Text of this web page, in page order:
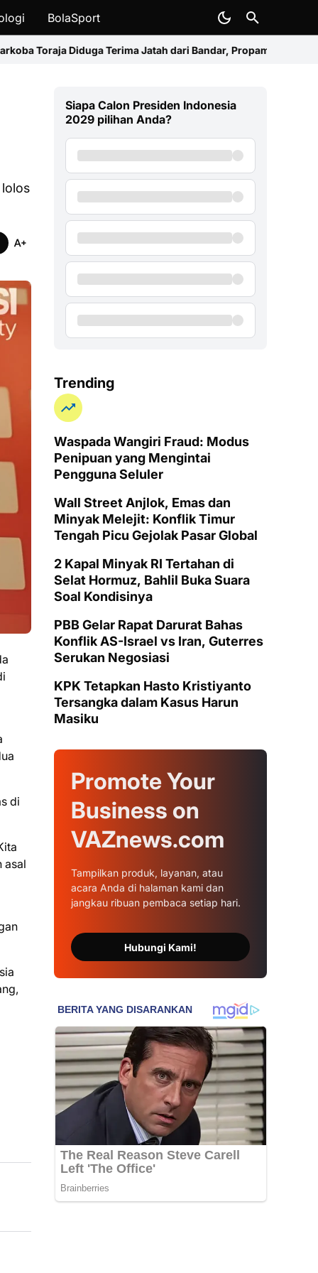
BolaSport
Jatah dari Bandar, Propam Polda Sulsel Turun Tangan
di
asal
Siapa Calon Presiden Indonesia
2029 pilihan Anda?
Trending
Waspada Wangiri Fraud: Modus
Penipuan yang Mengintai
Pengguna Seluler
Wall Street Anjlok, Emas dan
Minyak Melejit: Konflik Timur
Tengah Picu Gejolak Pasar Global
2 Kapal Minyak RI Tertahan di
Selat Hormuz, Bahlil Buka Suara
Soal Kondisinya
PBB Gelar Rapat Darurat Bahas
Konflik AS-Israel vs Iran, Guterres
Serukan Negosiasi
KPK Tetapkan Hasto Kristiyanto
Tersangka dalam Kasus Harun
Masiku
Promote Your
Business on
VAZnews.com
Tampilkan produk, layanan, atau
acara Anda di halaman kami dan
jangkau ribuan pembaca setiap hari.
Hubungi Kami!